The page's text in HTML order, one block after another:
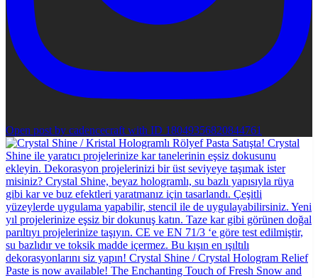
Open post by cadencecraft with ID 18049356820844761